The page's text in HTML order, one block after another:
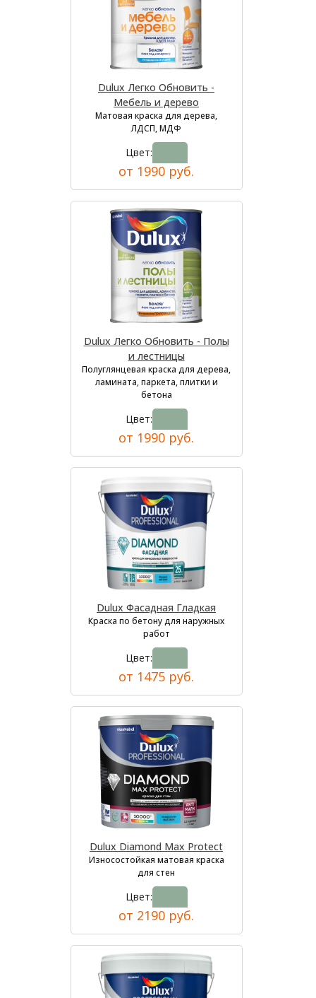
Dulux Легко Обновить -
Мебель и дерево
Матовая краска для дерева,
ЛДСП, МДФ
Цвет:
от 1990 руб.
Dulux Легко Обновить - Полы
и лестницы
Полуглянцевая краска для дерева,
ламината, паркета, плитки и
бетона
Цвет:
от 1990 руб.
Dulux Фасадная Гладкая
Краска по бетону для наружных
работ
Цвет:
от 1475 руб.
Dulux Diamond Max Protect
Износостойкая матовая краска
для стен
Цвет:
от 2190 руб.